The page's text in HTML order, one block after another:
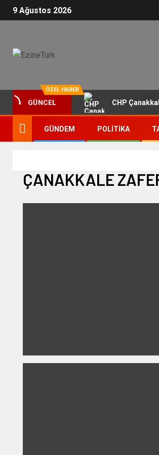
9 Ağustos 2026
ÖZEL HABER
GÜNCEL CHP
GÜNDEM POLITIKA
ÇANAKKALE